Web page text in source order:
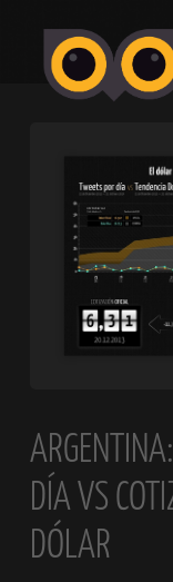
DÍA VS
DÓLAR